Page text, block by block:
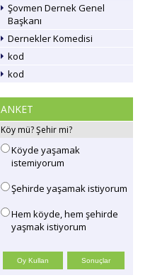
Şovmen Dernek Genel
Başkanı
Dernekler Komedisi
kod
kod
ANKET
Köy mü? Şehir mi?
Köyde yaşamak
istemiyorum
Şehirde yaşamak istiyorum
Hem köyde, hem şehirde
yaşmak istiyorum